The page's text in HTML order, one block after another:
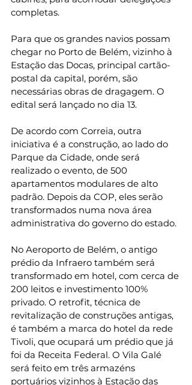
completas.
Para que os grandes navios possam
chegar no Porto de Belém, vizinho à
Estação das Docas, principal cartão-
postal da capital, porém, são
necessárias obras de dragagem. O
edital será lançado no dia 13.
De acordo com Correia, outra
iniciativa é a construção, ao lado do
Parque da Cidade, onde será
realizado o evento, de 500
apartamentos modulares de alto
padrão. Depois da COP, eles serão
transformados numa nova área
administrativa do governo do estado.
No Aeroporto de Belém, o antigo
prédio da Infraero também será
transformado em hotel, com cerca de
200 leitos e investimento 100%
privado. O retrofit, técnica de
revitalização de construções antigas,
é também a marca do hotel da rede
Tivoli, que ocupará um prédio que já
foi da Receita Federal. O Vila Galé
será feito em três armazéns
portuários vizinhos à Estação das